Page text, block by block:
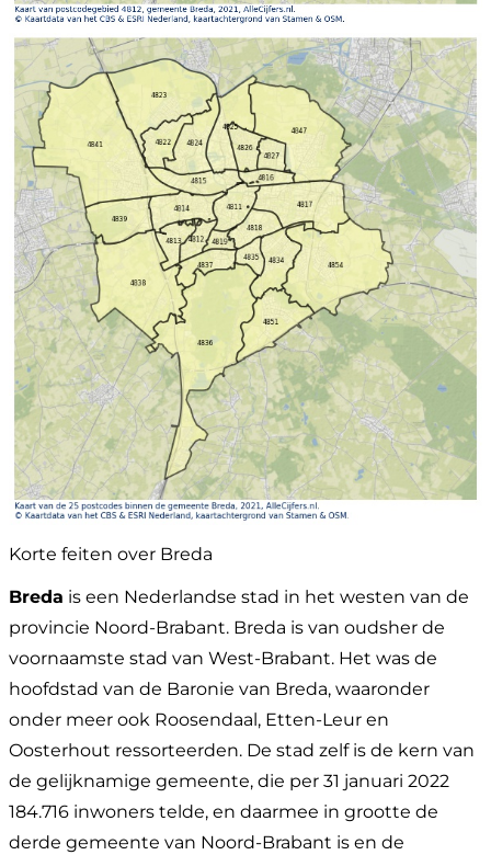
Korte feiten over Breda
Breda is een Nederlandse stad in het westen van de
provincie Noord-Brabant. Breda is van oudsher de
voornaamste stad van West-Brabant. Het was de
hoofdstad van de Baronie van Breda, waaronder
onder meer ook Roosendaal, Etten-Leur en
Oosterhout ressorteerden. De stad zelf is de kern van
de gelijknamige gemeente, die per 31 januari 2022
184.716 inwoners telde, en daarmee in grootte de
derde gemeente van Noord-Brabant is en de